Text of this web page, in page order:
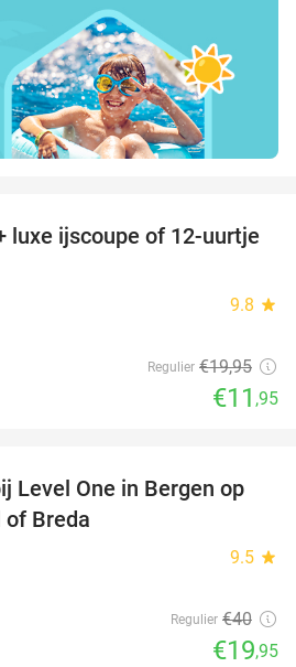
40%
luxe ijscoupe of 12-uurtje
9.8 star
Regulier €19,95
€11 ,95
50%
Level One in Bergen op
of Breda
9.5 star
Regulier €40
€19,95